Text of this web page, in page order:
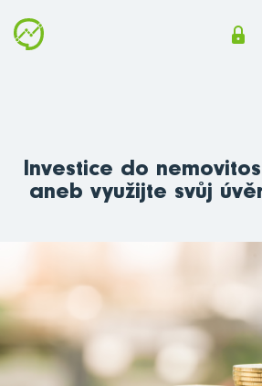
Investice do
aneb využijte svůj